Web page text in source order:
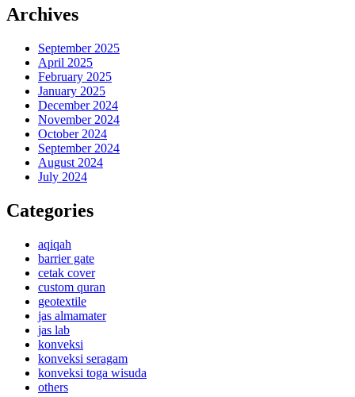
Archives
September 2025
April 2025
February 2025
January 2025
December 2024
November 2024
October 2024
September 2024
August 2024
July 2024
Categories
aqiqah
barrier gate
cetak cover
custom quran
geotextile
jas almamater
jas lab
konveksi
konveksi seragam
konveksi toga wisuda
others